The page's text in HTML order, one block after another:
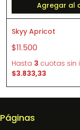
Agregar al
Skyy Apricot
$11.500
Hasta 3cuotas sin
$3.833,33
Páginas